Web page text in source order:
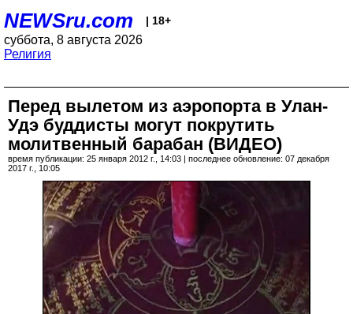
NEWSru.com | 18+
суббота, 8 августа 2026
Религия
Перед вылетом из аэропорта в Улан-
Удэ буддисты могут покрутить
молитвенный барабан (ВИДЕО)
время публикации: 25 января 2012 г., 14:03 | последнее обновление: 07 декабря
2017 г., 10:05